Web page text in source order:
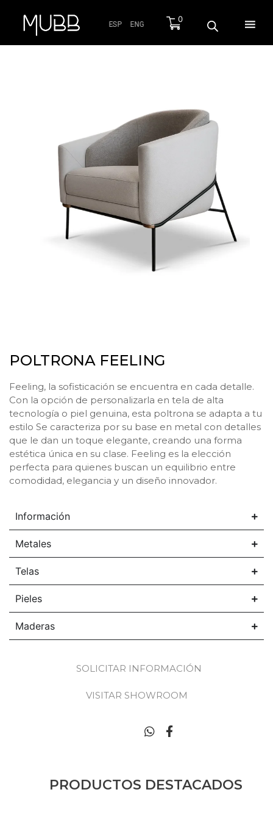
ESP ENG
0
POLTRONA FEELING
Feeling, la sofisticación se encuentra en cada detalle.
Con la opción de personalizarla en tela de alta
tecnología o piel genuina, esta poltrona se adapta a tu
estilo Se caracteriza por su base en metal con detalles
que le dan un toque elegante, creando una forma
estética única en su clase. Feeling es la elección
perfecta para quienes buscan un equilibrio entre
comodidad, elegancia y un diseño innovador.
Información
Metales
Telas
Pieles
Maderas
SOLICITAR INFORMACIÓN
VISITAR SHOWROOM
PRODUCTOS DESTACADOS